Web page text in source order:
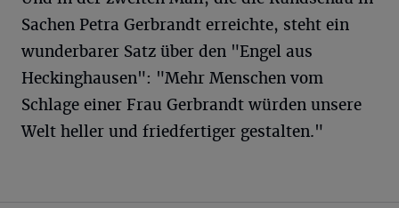
Sachen Petra Gerbrandt erreichte, steht ein
wunderbarer Satz über den "Engel aus
Heckinghausen": "Mehr Menschen vom
Schlage einer Frau Gerbrandt würden unsere
Welt heller und friedfertiger gestalten."